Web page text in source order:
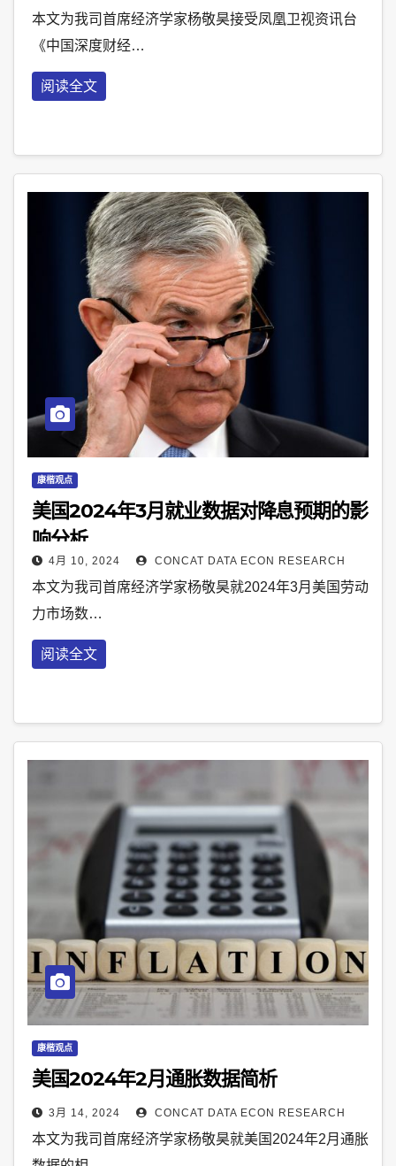
本文为我司首席经济学家杨敬昊接受凤凰卫视资讯台
《中国深度财经…
阅读全文
康楷观点
美国2024年3月就业数据对降息预期的影
响分析
4月 10, 2024 CONCAT DATA ECON RESEARCH
本文为我司首席经济学家杨敬昊就2024年3月美国劳动
力市场数…
阅读全文
康楷观点
美国2024年2月通胀数据简析
3月 14, 2024 CONCAT DATA ECON RESEARCH
本文为我司首席经济学家杨敬昊就美国2024年2月通胀